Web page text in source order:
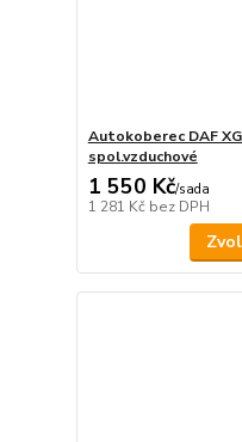
Autokoberec DAF
spol.vzduchové
1 550 Kč/sada
1 281 Kč bez DPH